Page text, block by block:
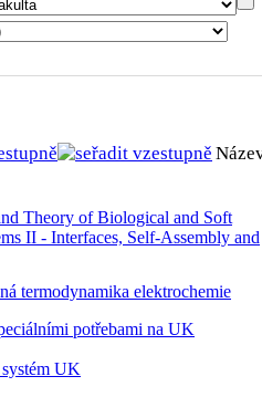
Theory of Biological and Soft
II - Interfaces, Self-Assembly and
termodynamika elektrochemie
potřebami na UK
UK